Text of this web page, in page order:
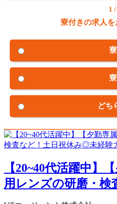
1
寮付きの求人を
どち
【20~40代活躍中】
用レンズの研磨・検